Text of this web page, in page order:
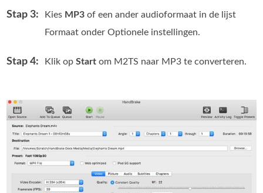
Stap 3: Kies MP3 of een ander audioformaat in de lijst
Formaat onder Optionele instellingen.
Stap 4: Klik opStart om M2TS naar MP3 te converteren.